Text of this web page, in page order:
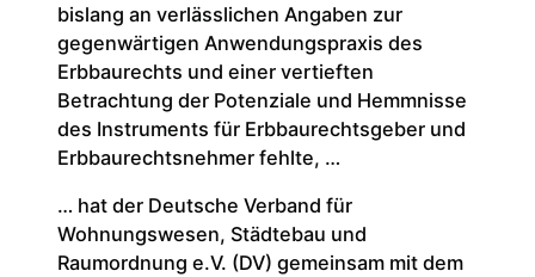
bislang an verlässlichen Angaben zur
gegenwärtigen Anwendungspraxis des
Erbbaurechts und einer vertieften
Betrachtung der Potenziale und Hemmnisse
des Instruments für Erbbaurechtsgeber und
Erbbaurechtsnehmer fehlte, …
… hat der Deutsche Verband für
Wohnungswesen, Städtebau und
Raumordnung e.V. (DV) gemeinsam mit dem